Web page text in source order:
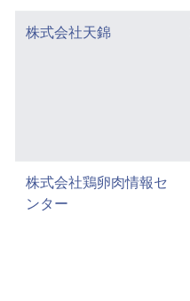
株式会社天錦
株式会社鶏卵肉情報セ
ンター